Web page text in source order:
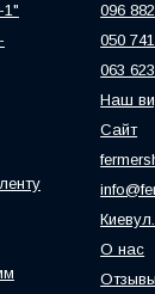
1"
096
050
063
Наш
Сайт
О нас
Отзывы